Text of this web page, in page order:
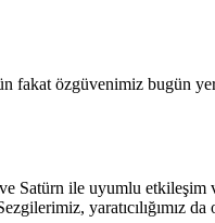
fakat özgüvenimiz bugün
Satürn ile uyumlu etkileşim
yaratıcılığımız da